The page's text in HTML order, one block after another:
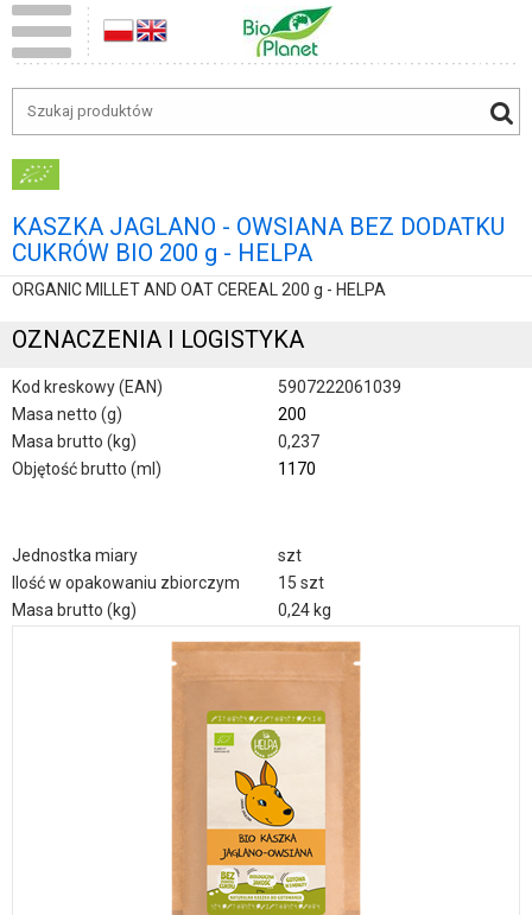
KASZKA JAGLANO - OWSIANA BEZ DODATKU
CUKRÓW BIO 200 g - HELPA
ORGANIC MILLET AND OAT CEREAL 200 g - HELPA
OZNACZENIA I LOGISTYKA
Kod kreskowy (EAN)
5907222061039
Masa netto (g)
200
Masa brutto (kg)
0,237
Objętość brutto (ml)
1170
Jednostka miary
szt
Ilość w opakowaniu zbiorczym
15 szt
Masa brutto (kg)
0,24 kg